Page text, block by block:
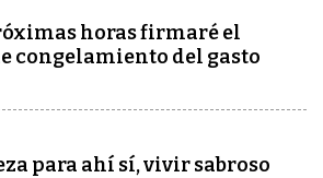
horas firmaré el
congelamiento del gasto
para ahí sí, vivir sabroso